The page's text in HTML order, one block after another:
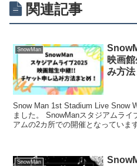
関連記事
SnowMan
映画
み方法
Snow Man 1st Stadium Live Snow
ました。 SnowManスタジアムラ
アムの2カ所での開催となっていま
SnowMan